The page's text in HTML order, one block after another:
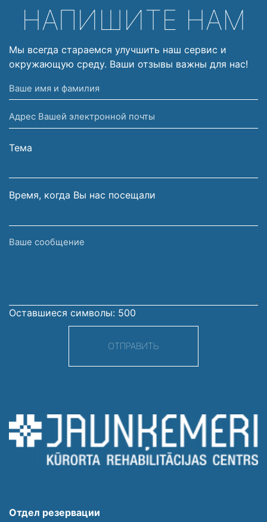
НАПИШИТЕ НАМ
Мы всегда стараемся улучшить наш сервис и
окружающую среду. Ваши отзывы важны для нас!
Ваше
имя
и
фамилия
Адрес
Вашей
электронной
Тема
Время, когда Вы нас посещали
Ваше
Оставшиеся символы: 500
ОТПРАВИТЬ
Отдел резервации